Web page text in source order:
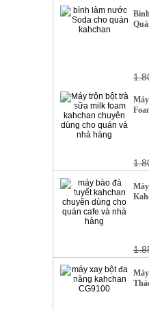
- 13%
- 13%
- 10%
- 20%